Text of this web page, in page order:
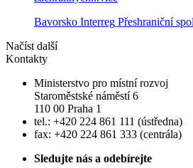
Bavorsko Interreg Přeshraniční
Načíst další
Kontakty
Ministerstvo pro místní rozvoj
Staroměstské náměstí 6
110 00 Praha 1
tel.: +420 224 861 111 (ústředna)
fax: +420 224 861 333 (centrála)
Sledujte nás a odebírejte